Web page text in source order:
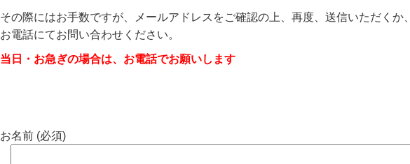
その際にはお手数ですが、メールアドレスをご確認の上、再度、送信いただくか、
お電話にてお問い合わせください。
当日・お急ぎの場合は、お電話でお願いします
お名前 (必須)